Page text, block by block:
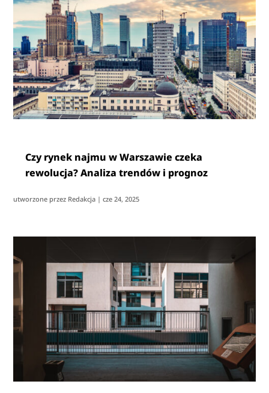
Czy rynek najmu w Warszawie czeka
rewolucja? Analiza trendów i prognoz
utworzone przez Redakcja |cze 24, 2025